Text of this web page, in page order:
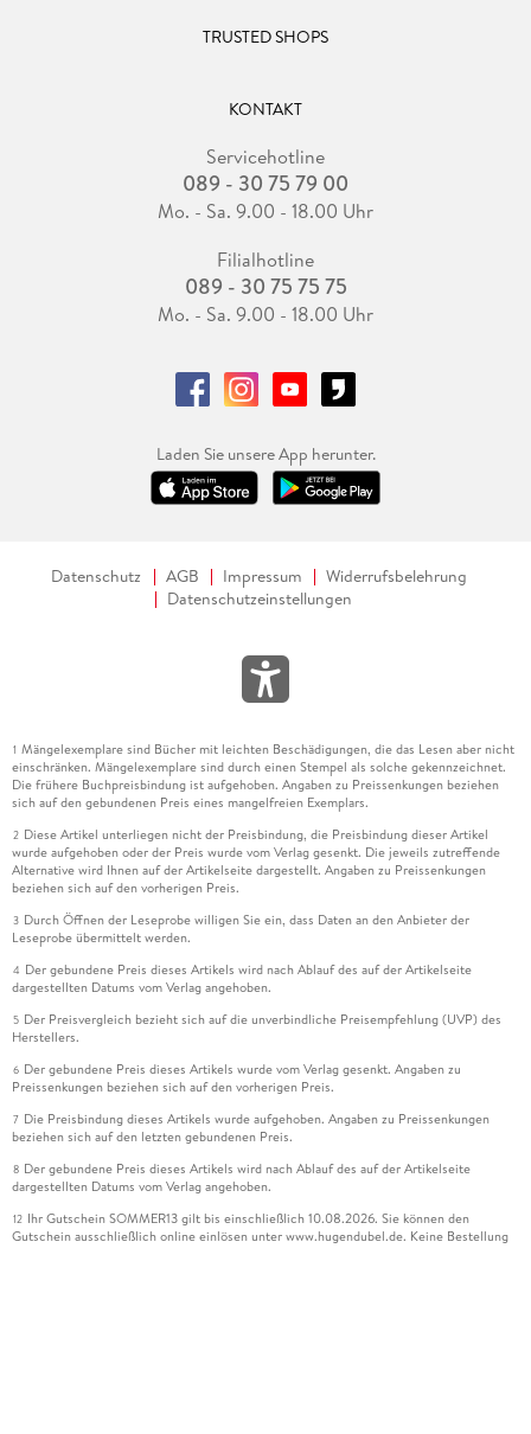
TRUSTED SHOPS
KONTAKT
Servicehotline
089 - 30 75 79 00
Mo. - Sa. 9.00 - 18.00 Uhr
Filialhotline
089 - 30 75 75 75
Mo. - Sa. 9.00 - 18.00 Uhr
Laden Sie unsere App herunter.
Datenschutz AGB Impressum
Widerrufsbelehrung
Datenschutzeinstellungen
1 Mängelexemplare sind Bücher mit leichten Beschädigungen, die das Lesen aber nicht
einschränken. Mängelexemplare sind durch einen Stempel als solche gekennzeichnet.
Die frühere Buchpreisbindung ist aufgehoben. Angaben zu Preissenkungen beziehen
sich auf den gebundenen Preis eines mangelfreien Exemplars.
2 Diese Artikel unterliegen nicht der Preisbindung, die Preisbindung dieser Artikel
wurde aufgehoben oder der Preis wurde vom Verlag gesenkt. Die jeweils zutreffende
Alternative wird Ihnen auf der Artikelseite dargestellt. Angaben zu Preissenkungen
beziehen sich auf den vorherigen Preis.
3 Durch Öffnen der Leseprobe willigen Sie ein, dass Daten an den Anbieter der
Leseprobe übermittelt werden.
4 Der gebundene Preis dieses Artikels wird nach Ablauf des auf der Artikelseite
dargestellten Datums vom Verlag angehoben.
5 Der Preisvergleich bezieht sich auf die unverbindliche Preisempfehlung (UVP) des
Herstellers.
6 Der gebundene Preis dieses Artikels wurde vom Verlag gesenkt. Angaben zu
Preissenkungen beziehen sich auf den vorherigen Preis.
7 Die Preisbindung dieses Artikels wurde aufgehoben. Angaben zu Preissenkungen
beziehen sich auf den letzten gebundenen Preis.
8 Der gebundene Preis dieses Artikels wird nach Ablauf des auf der Artikelseite
dargestellten Datums vom Verlag angehoben.
12 Ihr Gutschein SOMMER13 gilt bis einschließlich 10.08.2026. Sie können den
Gutschein ausschließlich online einlösen unter www.hugendubel.de. Keine Bestellung